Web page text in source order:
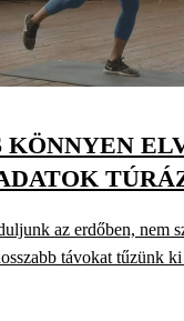
KÖNNYEN
az erdőben, nem
távokat tűzünk